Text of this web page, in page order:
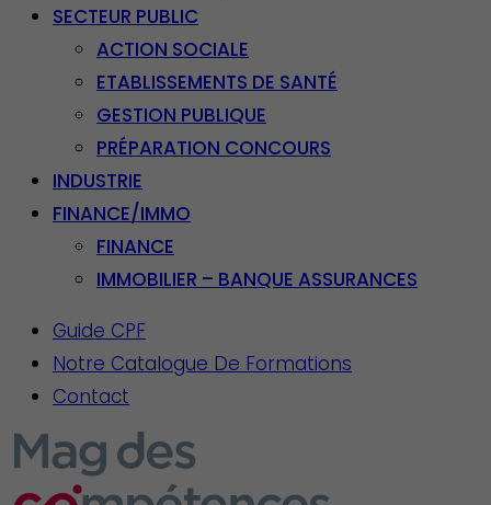
SECTEUR PUBLIC
ACTION SOCIALE
ETABLISSEMENTS DE SANTÉ
GESTION PUBLIQUE
PRÉPARATION CONCOURS
INDUSTRIE
FINANCE/IMMO
FINANCE
IMMOBILIER – BANQUE ASSURANCES
Guide CPF
Notre Catalogue De Formations
Contact